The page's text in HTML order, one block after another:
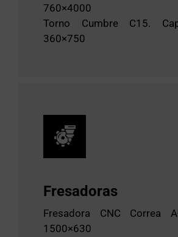
760×4000
Torno Cumbre C15.
360×750
Fresadoras
Fresadora CNC Correa
1500×630